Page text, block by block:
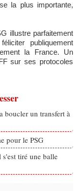
la plus importante,
illustre parfaitement
publiquement
la France. Un
sur ses protocoles
boucler un transfert à
pour le PSG
tiré une balle